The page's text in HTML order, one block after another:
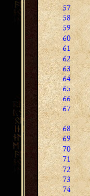
57
58
59
60
61
62
63
64
65
66
67
68
69
70
71
72
73
74